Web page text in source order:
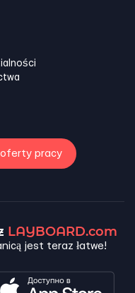
pracy
LAYBOARD.com
jest teraz łatwe!